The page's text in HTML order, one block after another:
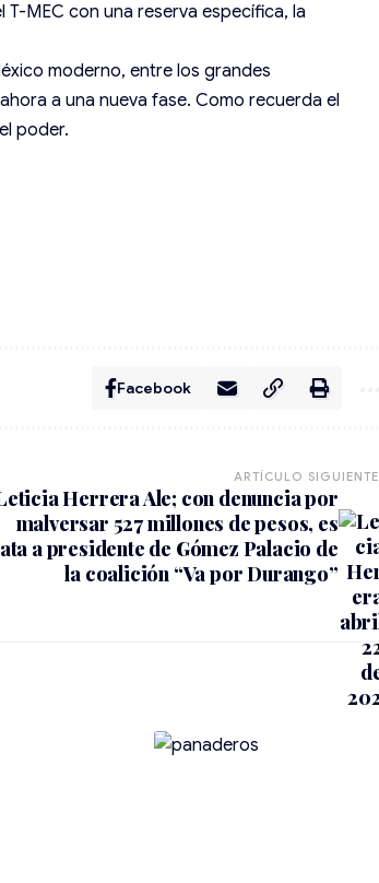
MEC con una reserva específica, la
moderno, entre los grandes
a una nueva fase. Como recuerda el
poder.
Facebook
ARTÍCULO SIGUIENTE
Herrera Ale; con denuncia por
malversar 527 millones de pesos, es
a presidente de Gómez Palacio de
la coalición “Va por Durango”